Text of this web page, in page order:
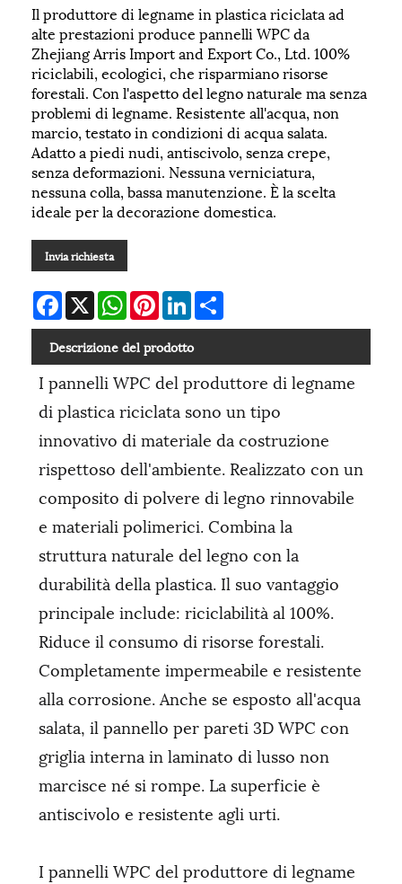
Il produttore di legname in plastica riciclata ad
alte prestazioni produce pannelli WPC da
Zhejiang Arris Import and Export Co., Ltd. 100%
riciclabili, ecologici, che risparmiano risorse
forestali. Con l'aspetto del legno naturale ma senza
problemi di legname. Resistente all'acqua, non
marcio, testato in condizioni di acqua salata.
Adatto a piedi nudi, antiscivolo, senza crepe,
senza deformazioni. Nessuna verniciatura,
nessuna colla, bassa manutenzione. È la scelta
ideale per la decorazione domestica.
Invia richiesta
Facebook
X WhatsAppPinterestLinkedIn
Descrizione del prodotto
I pannelli WPC del produttore di legname
di plastica riciclata sono un tipo
innovativo di materiale da costruzione
rispettoso dell'ambiente. Realizzato con un
composito di polvere di legno rinnovabile
e materiali polimerici. Combina la
struttura naturale del legno con la
durabilità della plastica. Il suo vantaggio
principale include: riciclabilità al 100%.
Riduce il consumo di risorse forestali.
Completamente impermeabile e resistente
alla corrosione. Anche se esposto all'acqua
salata, il pannello per pareti 3D WPC con
griglia interna in laminato di lusso non
marcisce né si rompe. La superficie è
antiscivolo e resistente agli urti.
I pannelli WPC del produttore di legname